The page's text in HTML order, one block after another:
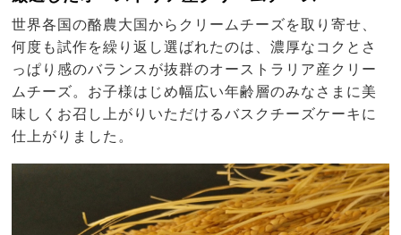
世界各国の酪農大国からクリームチーズを取り寄せ、
何度も試作を繰り返し選ばれたのは、濃厚なコクとさ
っぱり感のバランスが抜群のオーストラリア産クリー
ムチーズ。お子様はじめ幅広い年齢層のみなさまに美
味しくお召し上がりいただけるバスクチーズケーキに
仕上がりました。